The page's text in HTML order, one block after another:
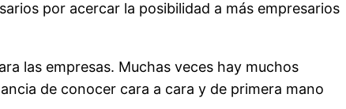
por acercar la posibilidad a más empresarios
las empresas. Muchas veces hay muchos
de conocer cara a cara y de primera mano